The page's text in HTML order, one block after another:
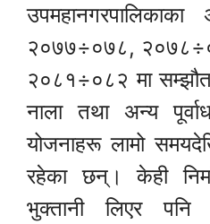
२०७७÷०७८,
२०८१÷०८२ मा
नाला तथा अन्य
योजनाहरू लामो
रहेका छन्। केही
भुक्तानी लिएर